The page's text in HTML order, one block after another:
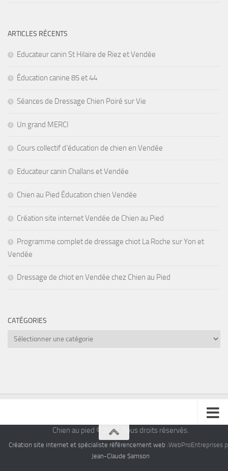
ARTICLES RÉCENTS
Educateur canin St Hilaire de Riez et Vendée
Éducation canine 85 et 44
Séances de Dressage Chien Poiré sur Vie
Un grand MERCI
Cours collectif d’éducation de chien en Vendée
Educateur canin Challans et Vendée
Chien au Pied Éducation chien Vendée
Création site internet Vendée de Chien au Pied
Programme complet de dressage chiot La Roche sur Yon et
Vendée
Dressage de chiot en Vendée chez Chien au Pied
CATÉGORIES
Catégories
Chien au pied © 2026. Tous droits réservés.
Création site internet et spécialiste référencement web :WebProEntreprises
Jean-Claude Samson